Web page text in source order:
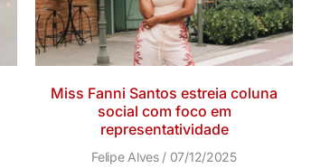
Miss Fanni Santos estreia coluna
social com foco em
representatividade
Felipe Alves 07/12/2025